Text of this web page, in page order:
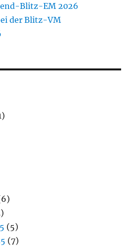
Blitz-EM 2026
der Blitz-VM
(5)
(7)